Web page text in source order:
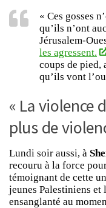
« Ces gosses
qu’ils n’ont
Jérusalem-
les agressent.
coups de pied,
qu’ils vont
« La violence
plus de
Lundi soir aussi, à
recouru à la force
témoignant de cette
jeunes Palestiniens et
ensanglanté au